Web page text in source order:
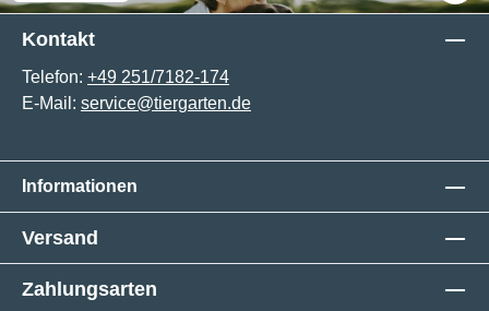
Kontakt
Telefon: +49 251/7182-174
E-Mail: service@tiergarten.de
Informationen
Versand
Zahlungsarten